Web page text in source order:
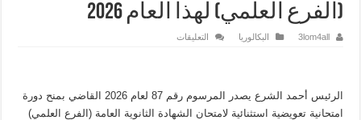
(الفرع العلمي) لهذا العام 2026
3lom4all البكالوريا التعليقات
الشهادة
الثانوية
الرئيس أحمد الشرع يصدر المرسوم رقم 87 لعام 2026 القاضي بمنح دورة
امتحانية تعويضية استثنائية لامتحان الشهادة الثانوية العامة (الفرع العلمي)